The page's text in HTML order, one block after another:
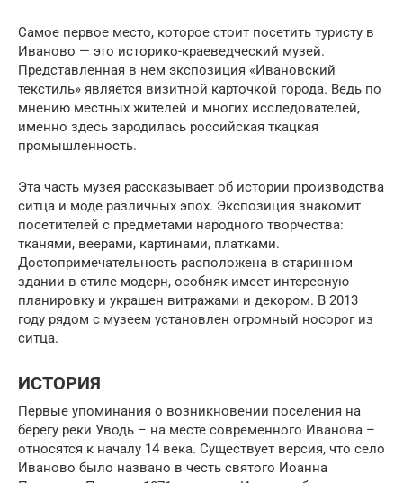
Самое первое место, которое стоит посетить туристу в
Иваново — это историко-краеведческий музей.
Представленная в нем экспозиция «Ивановский
текстиль» является визитной карточкой города. Ведь по
мнению местных жителей и многих исследователей,
именно здесь зародилась российская ткацкая
промышленность.
Эта часть музея рассказывает об истории производства
ситца и моде различных эпох. Экспозиция знакомит
посетителей с предметами народного творчества:
тканями, веерами, картинами, платками.
Достопримечательность расположена в старинном
здании в стиле модерн, особняк имеет интересную
планировку и украшен витражами и декором. В 2013
году рядом с музеем установлен огромный носорог из
ситца.
ИСТОРИЯ
Первые упоминания о возникновении поселения на
берегу реки Уводь – на месте современного Иванова –
относятся к началу 14 века. Существует версия, что село
Иваново было названо в честь святого Иоанна